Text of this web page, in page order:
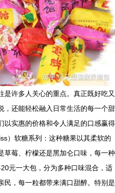
是许多人关心的重点。真正既好吃又
，还能轻松融入日常生活的每一个甜
以实惠的价格和令人满足的口感赢得
）软糖系列：这种糖果以其柔软的
草莓、柠檬还是黑加仑口味，每一种
元一大包，分为多种口味混合，适
民，每一粒都带来满口甜醉。特别是